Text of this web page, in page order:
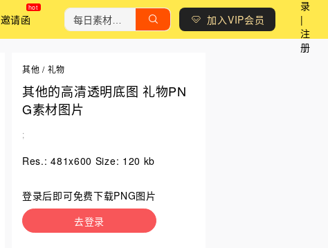
邀请函 加入VIP会员
录
|
注
册
其他 / 礼物
其他的高清透明底图 礼物PN
G素材图片
;
Res.: 481x600 Size: 120 kb
登录后即可免费下载PNG图片
去登录